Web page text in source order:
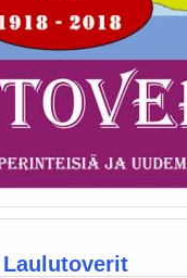
Laulutoverit